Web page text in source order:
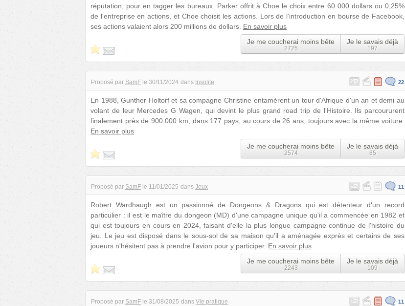
réputation, pour en tagger les bureaux. Parker offrit à Choe le choix entre 60 000 dollars ou 0,25%
de l'entreprise en actions, et Choe choisit les actions. Lors de l'introduction en bourse de Facebook,
ses actions valaient alors 200 millions de dollars. En savoir plus
Je me coucherai moins bête
2725
Je le savais déjà
197
Proposé par SamF le 30/11/2024 dans Insolite 22
En 1988, Gunther Holtorf et sa compagne Christine entamèrent un tour d'Afrique d'un an et demi au
volant de leur Mercedes G Wagen, qui devint le plus grand road trip de l'Histoire. Ils parcoururent
finalement près de 900 000 km, dans 177 pays, au cours de 26 ans, toujours avec la même voiture.
En savoir plus
Je me coucherai moins bête
2574
Je le savais déjà
85
Proposé par SamF le 11/01/2025 dans Jeux 11
Robert Wardhaugh est un passionné de Dongeons & Dragons qui est détenteur d'un record
particulier : il est le maître du dongeon (MD) d'une campagne unique qu'il a commencée en 1982 et
qui est toujours en cours en 2024, faisant d'elle la plus longue campagne continue de l'histoire du
jeu. Le jeu est disposé dans le sous-sol de sa maison qu'il a aménagée exprès et certains de ses
joueurs n'hésitent pas à prendre l'avion pour y participer. En savoir plus
Je me coucherai moins bête
2243
Je le savais déjà
109
Proposé par SamF le 31/08/2025 dans Vie pratique 11